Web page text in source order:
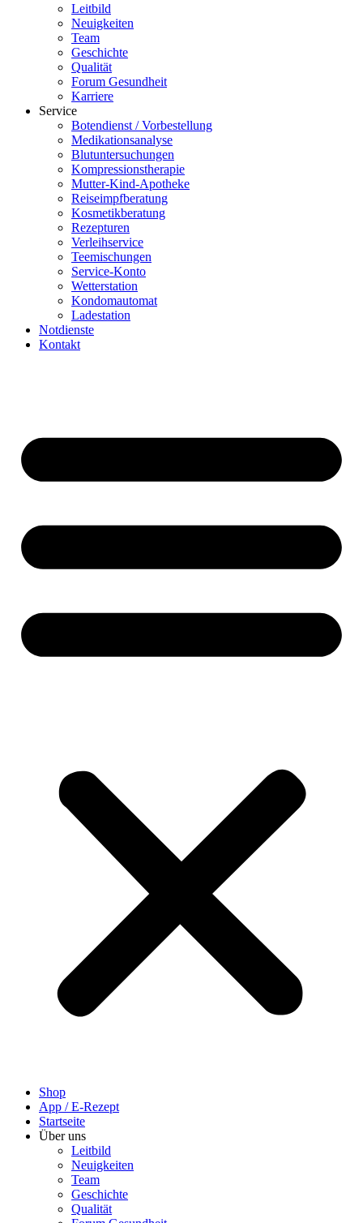
Leitbild
Neuigkeiten
Team
Geschichte
Qualität
Forum Gesundheit
Karriere
Service
Botendienst / Vorbestellung
Medikationsanalyse
Blutuntersuchungen
Kompressionstherapie
Mutter-Kind-Apotheke
Reiseimpfberatung
Kosmetikberatung
Rezepturen
Verleihservice
Teemischungen
Service-Konto
Wetterstation
Kondomautomat
Ladestation
Notdienste
Kontakt
Shop
App / E-Rezept
Startseite
Über uns
Leitbild
Neuigkeiten
Team
Geschichte
Qualität